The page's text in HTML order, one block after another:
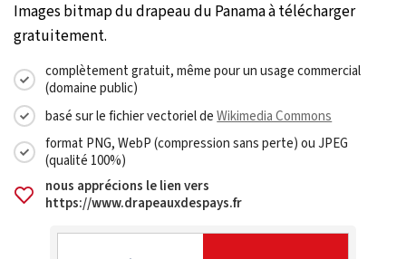
Images bitmap du drapeau du Panama à télécharger
gratuitement.
complètement gratuit, même pour un usage commercial
(domaine public)
basé sur le fichier vectoriel deWikimedia Commons
format PNG, WebP (compression sans perte) ou JPEG
(qualité 100%)
nous apprécions le lien vers
https://www.drapeauxdespays.fr